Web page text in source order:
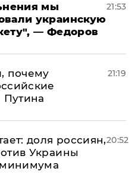
мы
украинскую
— Федоров
21:53
почему
Путина
21:19
доля россиян,
Украины
20:52